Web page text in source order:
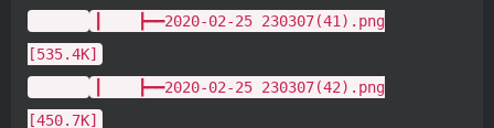
┃ ┣━━2020-02-25 230307(41).png
[535.4K]
┃ ┣━━2020-02-25 230307(42).png
[450.7K]